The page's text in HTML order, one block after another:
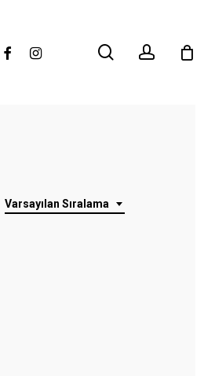
FacebookInstagram searchaccount
Varsayılan Sıralama